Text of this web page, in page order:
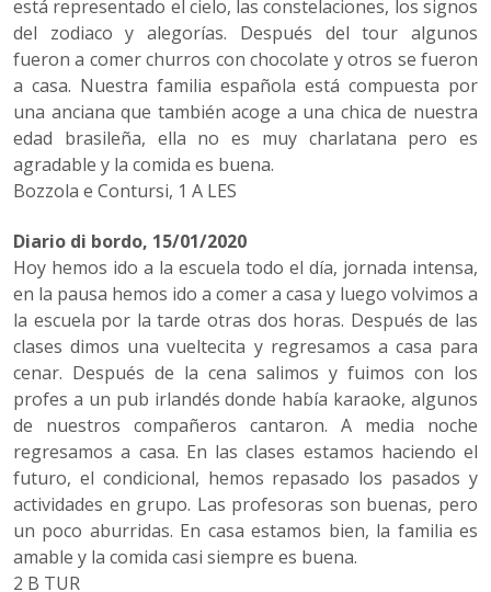
está representado el cielo, las constelaciones, los signos
del zodiaco y alegorías. Después del tour algunos
fueron a comer churros con chocolate y otros se fueron
a casa. Nuestra familia española está compuesta por
una anciana que también acoge a una chica de nuestra
edad brasileña, ella no es muy charlatana pero es
agradable y la comida es buena.
Bozzola e Contursi, 1 A LES
Diario di bordo, 15/01/2020
Hoy hemos ido a la escuela todo el día, jornada intensa,
en la pausa hemos ido a comer a casa y luego volvimos a
la escuela por la tarde otras dos horas. Después de las
clases dimos una vueltecita y regresamos a casa para
cenar. Después de la cena salimos y fuimos con los
profes a un pub irlandés donde había karaoke, algunos
de nuestros compañeros cantaron. A media noche
regresamos a casa. En las clases estamos haciendo el
futuro, el condicional, hemos repasado los pasados y
actividades en grupo. Las profesoras son buenas, pero
un poco aburridas. En casa estamos bien, la familia es
amable y la comida casi siempre es buena.
2 B TUR